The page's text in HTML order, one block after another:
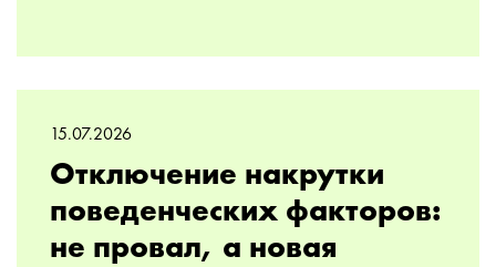
15.07.2026
Отключение накрутки
поведенческих факторов:
не провал, а новая